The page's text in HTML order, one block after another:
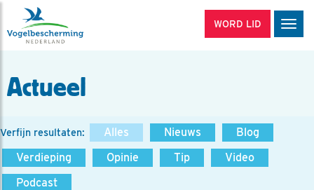
WORD LID
Actueel
Verfijn resultaten: Alles Nieuws
Blog
Verdieping
Opinie Tip
Video
Podcast